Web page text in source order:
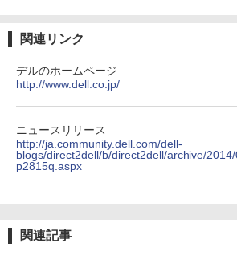
関連リンク
デルのホームページ
http://www.dell.co.jp/
ニュースリリース
http://ja.community.dell.com/dell-
blogs/direct2dell/b/direct2dell/archive/
p2815q.aspx
関連記事